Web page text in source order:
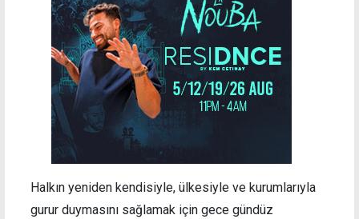
Halkın yeniden kendisiyle, ülkesiyle ve kurumlarıyla
gurur duymasını sağlamak için gece gündüz